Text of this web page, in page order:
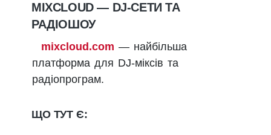
MIXCLOUD — DJ-СЕТИ ТА
РАДІОШОУ
mixcloud.com — найбільша
платформа для DJ-міксів та
радіопрограм.
ЩО ТУТ Є: